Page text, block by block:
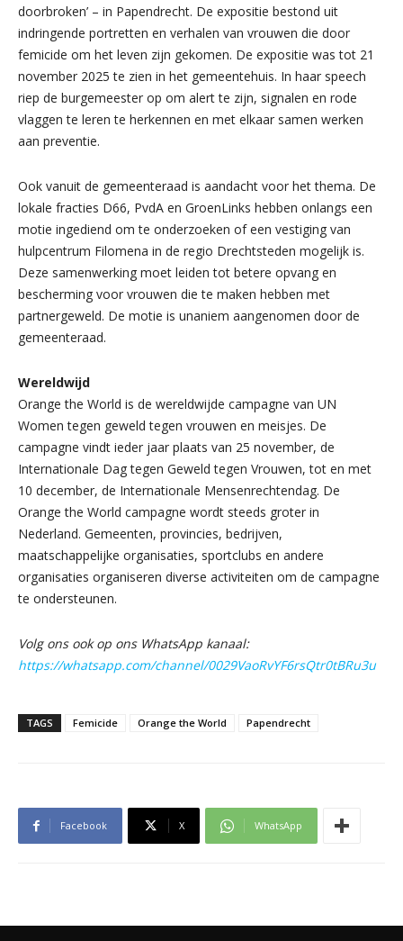
doorbroken’ – in Papendrecht. De expositie bestond uit
indringende portretten en verhalen van vrouwen die door
femicide om het leven zijn gekomen. De expositie was tot 21
november 2025 te zien in het gemeentehuis. In haar speech
riep de burgemeester op om alert te zijn, signalen en rode
vlaggen te leren te herkennen en met elkaar samen werken
aan preventie.
Ook vanuit de gemeenteraad is aandacht voor het thema. De
lokale fracties D66, PvdA en GroenLinks hebben onlangs een
motie ingediend om te onderzoeken of een vestiging van
hulpcentrum Filomena in de regio Drechtsteden mogelijk is.
Deze samenwerking moet leiden tot betere opvang en
bescherming voor vrouwen die te maken hebben met
partnergeweld. De motie is unaniem aangenomen door de
gemeenteraad.
Wereldwijd
Orange the World is de wereldwijde campagne van UN
Women tegen geweld tegen vrouwen en meisjes. De
campagne vindt ieder jaar plaats van 25 november, de
Internationale Dag tegen Geweld tegen Vrouwen, tot en met
10 december, de Internationale Mensenrechtendag. De
Orange the World campagne wordt steeds groter in
Nederland. Gemeenten, provincies, bedrijven,
maatschappelijke organisaties, sportclubs en andere
organisaties organiseren diverse activiteiten om de campagne
te ondersteunen.
Volg ons ook op ons WhatsApp kanaal:
https://whatsapp.com/channel/0029VaoRvYF6rsQtr0tBRu3u
TAGS Femicide Orange the World Papendrecht
Facebook X WhatsApp